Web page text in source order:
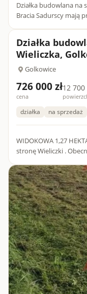
Działka budowlana na
Bracia Sadurscy mają przyjemność zaprezentować na sprzedaż
Działka
Wieliczka,
Golkowice
726 000 zł
cena
12 700
działka na sprzedaż
WIDOKOWA 1,27
stronę Wieliczki . Obecnie z obowiązującym planem 14arów pod
PLANU ZAGOSPOD...